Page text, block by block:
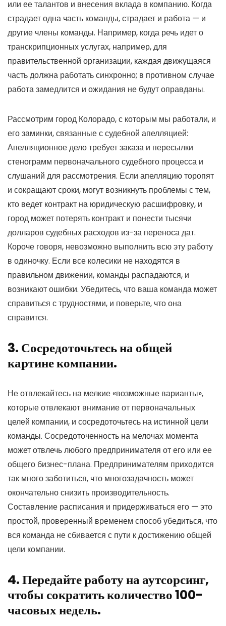
или ее талантов и внесения вклада в компанию. Когда
страдает одна часть команды, страдает и работа — и
другие члены команды. Например, когда речь идет о
транскрипционных услугах, например, для
правительственной организации, каждая движущаяся
часть должна работать синхронно; в противном случае
работа замедлится и ожидания не будут оправданы.
Рассмотрим город Колорадо, с которым мы работали, и
его заминки, связанные с судебной апелляцией:
Апелляционное дело требует заказа и пересылки
стенограмм первоначального судебного процесса и
слушаний для рассмотрения. Если апелляцию торопят
и сокращают сроки, могут возникнуть проблемы с тем,
кто ведет контракт на юридическую расшифровку, и
город может потерять контракт и понести тысячи
долларов судебных расходов из-за переноса дат.
Короче говоря, невозможно выполнить всю эту работу
в одиночку. Если все колесики не находятся в
правильном движении, команды распадаются, и
возникают ошибки. Убедитесь, что ваша команда может
справиться с трудностями, и поверьте, что она
справится.
3. Сосредоточьтесь на общей
картине компании.
Не отвлекайтесь на мелкие «возможные варианты»,
которые отвлекают внимание от первоначальных
целей компании, и сосредоточьтесь на истинной цели
команды. Сосредоточенность на мелочах момента
может отвлечь любого предпринимателя от его или ее
общего бизнес-плана. Предпринимателям приходится
так много заботиться, что многозадачность может
окончательно снизить производительность.
Составление расписания и придерживаться его — это
простой, проверенный временем способ убедиться, что
вся команда не сбивается с пути к достижению общей
цели компании.
4. Передайте работу на аутсорсинг,
чтобы сократить количество 100-
часовых недель.